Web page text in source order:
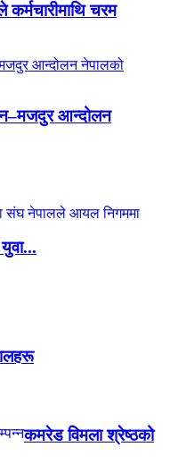
चरम
आन्दोलन
युवा...
कमरेड विमला श्रेष्ठको